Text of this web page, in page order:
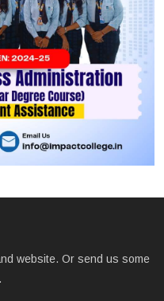
website. Or send us some